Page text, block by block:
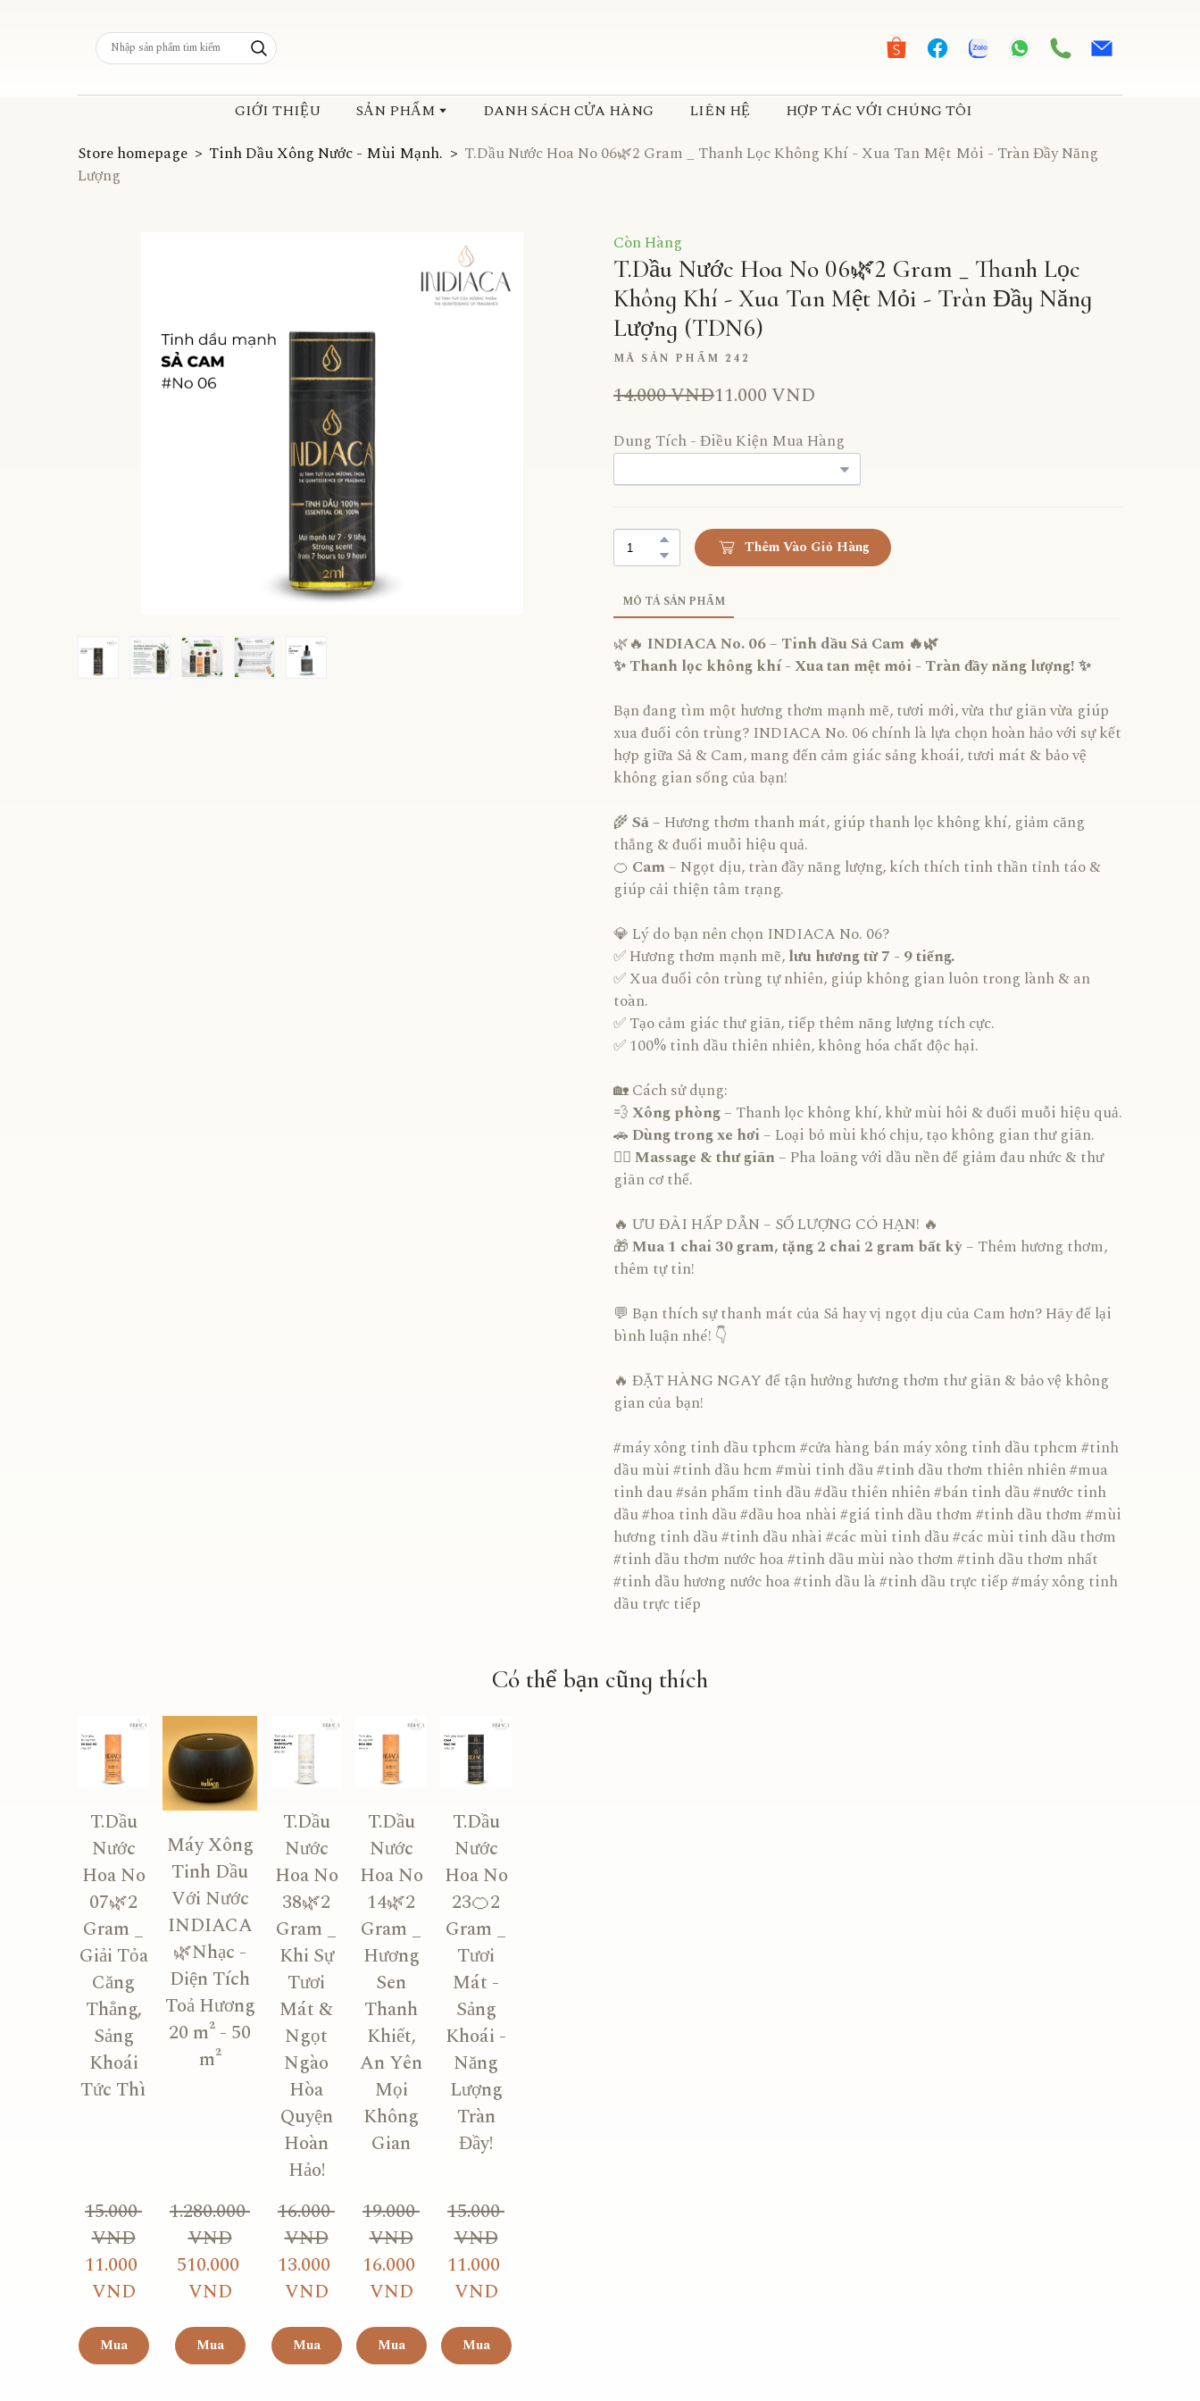
GIỚI THIỆU SẢN PHẨM DANH SÁCH CỬA HÀNG LIÊN HỆ HỢP TÁC VỚI CHÚNG TÔI
Store homepage Tinh Dầu Xông Nước - Mùi Mạnh.
T.Dầu Nước Hoa No 06🌿2 Gram _ Thanh Lọc Không Khí - Xua Tan Mệt Mỏi - Tràn Đầy Năng
Lượng
Còn Hàng
T.Dầu Nước Hoa No 06🌿2 Gram _ Thanh Lọc
Không Khí - Xua Tan Mệt Mỏi - Tràn Đầy Năng
Lượng (TDN6)
MÃ SẢN PHẨM 242
14.000 VND11.000 VND
Dung Tích - Điều Kiện Mua Hàng
Thêm Vào Giỏ Hàng
MÔ TẢ SẢN PHẨM
🌿🔥 INDIACA No. 06 – Tinh dầu Sả Cam 🔥🌿
✨ Thanh lọc không khí - Xua tan mệt mỏi - Tràn đầy năng lượng! ✨
Bạn đang tìm một hương thơm mạnh mẽ, tươi mới, vừa thư giãn vừa giúp
xua đuổi côn trùng? INDIACA No. 06 chính là lựa chọn hoàn hảo với sự kết
hợp giữa Sả & Cam, mang đến cảm giác sảng khoái, tươi mát & bảo vệ
không gian sống của bạn!
🌾Sả – Hương thơm thanh mát, giúp thanh lọc không khí, giảm căng
thẳng & đuổi muỗi hiệu quả.
🍊 Cam– Ngọt dịu, tràn đầy năng lượng, kích thích tinh thần tỉnh táo &
giúp cải thiện tâm trạng.
💎 Lý do bạn nên chọn INDIACA No. 06?
✅ Hương thơm mạnh mẽ,lưu hương từ 7 - 9 tiếng.
✅ Xua đuổi côn trùng tự nhiên, giúp không gian luôn trong lành & an
toàn.
✅ Tạo cảm giác thư giãn, tiếp thêm năng lượng tích cực.
✅ 100% tinh dầu thiên nhiên, không hóa chất độc hại.
🏡 Cách sử dụng:
💨Xông phòng– Thanh lọc không khí, khử mùi hôi & đuổi muỗi hiệu quả.
🚗 Dùng trong xe hơi– Loại bỏ mùi khó chịu, tạo không gian thư giãn.
💆‍♀️Massage & thư giãn– Pha loãng với dầu nền để giảm đau nhức & thư
giãn cơ thể.
🔥 ƯU ĐÃI HẤP DẪN – SỐ LƯỢNG CÓ HẠN! 🔥
🎁Mua 1 chai 30 gram, tặng 2 chai 2 gram bất kỳ– Thêm hương thơm,
thêm tự tin!
💬 Bạn thích sự thanh mát của Sả hay vị ngọt dịu của Cam hơn? Hãy để lại
bình luận nhé! 👇
🔥 ĐẶT HÀNG NGAY để tận hưởng hương thơm thư giãn & bảo vệ không
gian của bạn!
#máy xông tinh dầu tphcm #cửa hàng bán máy xông tinh dầu tphcm #tinh
dầu mùi #tinh dầu hcm #mùi tinh dầu #tinh dầu thơm thiên nhiên #mua
tinh dau #sản phẩm tinh dầu #dầu thiên nhiên #bán tinh dầu #nước tinh
dầu #hoa tinh dầu #dầu hoa nhài #giá tinh dầu thơm #tinh dầu thơm #mùi
hương tinh dầu #tinh dầu nhài #các mùi tinh dầu #các mùi tinh dầu thơm
#tinh dầu thơm nước hoa #tinh dầu mùi nào thơm #tinh dầu thơm nhất
#tinh dầu hương nước hoa #tinh dầu là #tinh dầu trực tiếp #máy xông tinh
dầu trực tiếp
Có thể bạn cũng thích
T.Dầu
Nước
Hoa No
07🌿2
Gram _
Giải Tỏa
Căng
Thẳng,
Sảng
Khoái
Tức Thì
15.000
VND
11.000
VND
Mua
Máy Xông
Tinh Dầu
Với Nước
INDIACA
🌿Nhạc -
Diện Tích
Toả Hương
20 m² - 50
m²
1.280.000
VND
510.000
VND
Mua
T.Dầu
Nước
Hoa No
38🌿2
Gram _
Khi Sự
Tươi
Mát &
Ngọt
Ngào
Hòa
Quyện
Hoàn
Hảo!
16.000
VND
13.000
VND
Mua
T.Dầu
Nước
Hoa No
14🌿2
Gram _
Hương
Sen
Thanh
Khiết,
An Yên
Mọi
Không
Gian
19.000
VND
16.000
VND
Mua
T.Dầu
Nước
Hoa No
23🍊2
Gram _
Tươi
Mát -
Sảng
Khoái -
Năng
Lượng
Tràn
Đầy!
15.000
VND
11.000
VND
Mua